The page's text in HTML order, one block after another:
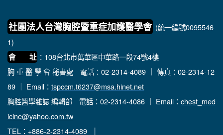
社團法人台灣胸腔暨重症加護醫學會 (統一編號0095546
1)
會 址 ：108台北市萬華區中華路一段74號4樓
胸 重 醫 學 會 秘書處 電話：02-2314-4089 ｜ 傳真：02-2314-12
89 ｜ Email： tspccm.t6237@msa.hinet.net
胸腔醫學雜誌 編輯部 電話：02-2314-4086 ｜ Email： chest_med
icine@yahoo.com.tw
TEL：+886-2-2314-4089 │